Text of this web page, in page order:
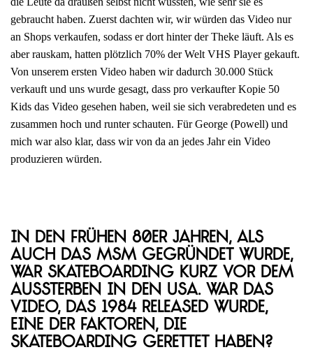
gebraucht haben. Zuerst dachten wir, wir würden das Video nur
an Shops verkaufen, sodass er dort hinter der Theke läuft. Als es
aber rauskam, hatten plötzlich 70% der Welt VHS Player gekauft.
Von unserem ersten Video haben wir dadurch 30.000 Stück
verkauft und uns wurde gesagt, dass pro verkaufter Kopie 50
Kids das Video gesehen haben, weil sie sich verabredeten und es
zusammen hoch und runter schauten. Für George (Powell) und
mich war also klar, dass wir von da an jedes Jahr ein Video
produzieren würden.
In den frühen 80er Jahren, als
auch das MSM gegründet wurde,
war Skateboarding kurz vor dem
Aussterben in den USA. War das
Video, das 1984 released wurde,
eine der Faktoren, die
Skateboarding gerettet haben?